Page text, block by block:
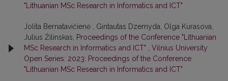
"Lithuanian MSc Research in Informatics and ICT"
Jolita Bernatavičienė , Gintautas Dzemyda, Olga Kurasova,
Julius Žilinskas,
Proceedings of the Conference "Lithuanian
MSc Research in Informatics and ICT"
Vilnius University
Open Series: 2023: Proceedings of the Conference
"Lithuanian MSc Research in Informatics and ICT"